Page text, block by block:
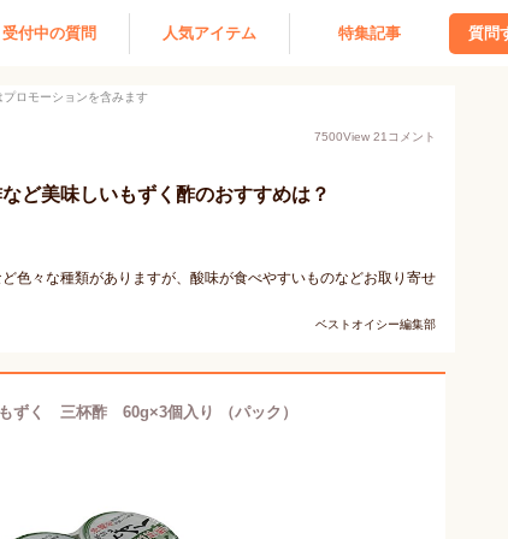
受付中の質問 人気アイテム 特集記事 質問
プロモーションを含みます
7500View 21 コメント
ど美味しいもずく酢のおすすめは？
色々な種類がありますが、酸味が食べやすいものなどお取り寄せ
ベストオイシー編集部
く 三杯酢 60g×3個入り （パック）